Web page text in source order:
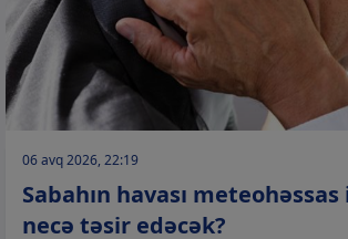
06 avq 2026, 22:19
Sabahın havası
necə təsir edəcək?